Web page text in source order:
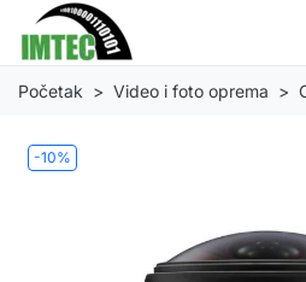
Početak Video i foto oprema
-10%